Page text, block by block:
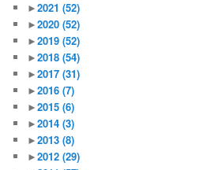
►2021(52)
►2020(52)
►2019(52)
►2018(54)
►2017(31)
►2016(7)
►2015(6)
►2014(3)
►2013(8)
►2012(29)